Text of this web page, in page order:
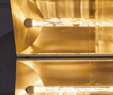
polvo minero en
lo efímero, la memoria y las